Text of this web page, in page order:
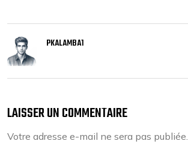
PKALAMBA1
LAISSER UN COMMENTAIRE
Votre adresse e-mail ne sera pas publiée.